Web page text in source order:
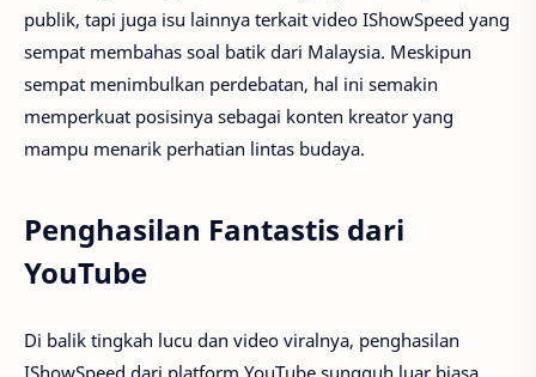
publik, tapi juga isu lainnya terkait video IShowSpeed yang
sempat membahas soal batik dari Malaysia. Meskipun
sempat menimbulkan perdebatan, hal ini semakin
memperkuat posisinya sebagai konten kreator yang
mampu menarik perhatian lintas budaya.
Penghasilan Fantastis dari
YouTube
Di balik tingkah lucu dan video viralnya, penghasilan